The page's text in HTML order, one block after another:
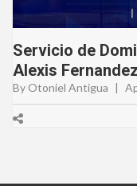
Servicio de
Alexis Fernandez
By Otoniel Antigua |